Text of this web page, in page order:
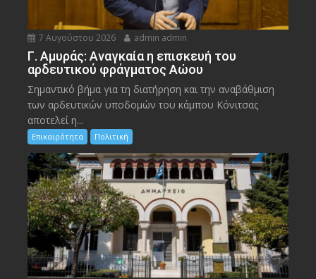
7 Αυγούστου 2026 admin admin
Γ. Αμυράς: Αναγκαία η επισκευή του
αρδευτικού φράγματος Αώου
Σημαντικό βήμα για τη διατήρηση και την αναβάθμιση
των αρδευτικών υποδομών του κάμπου Κόνιτσας
αποτελεί η...
Επικαιρότητα Πολιτική